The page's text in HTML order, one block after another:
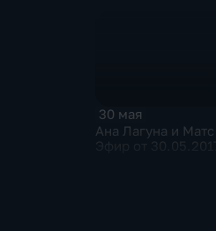
30 мая
Ана Лагуна и